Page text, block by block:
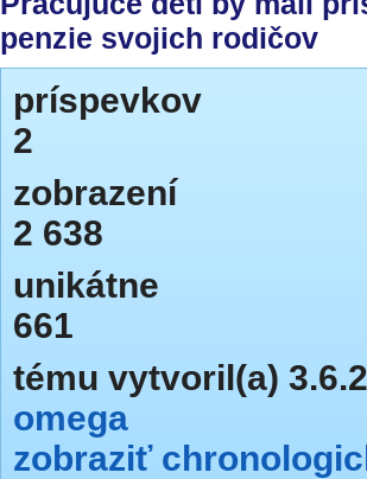
penzie svojich rodičov
príspevkov
2
zobrazení
2 638
unikátne
661
tému vytvoril(a)
omega
zobraziť